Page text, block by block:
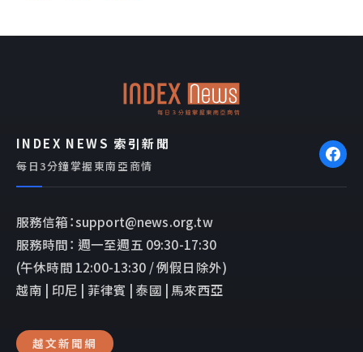
b
l
INDEX NEWS 索引新聞
每日3分鐘掌握東南亞商情
服務信箱：support@news.org.tw
服務時間： 週一至週五 09:30-17:30
(午休時間 12:00-13:30 / 例假日除外)
越南 | 印尼 | 菲律賓 | 泰國 | 馬來西亞
越文新聞網